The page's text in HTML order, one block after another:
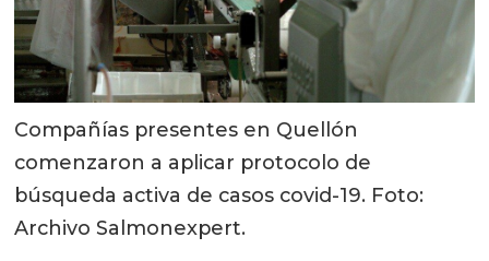
Compañías presentes en Quellón
comenzaron a aplicar protocolo de
búsqueda activa de casos covid-19. Foto:
Archivo Salmonexpert.